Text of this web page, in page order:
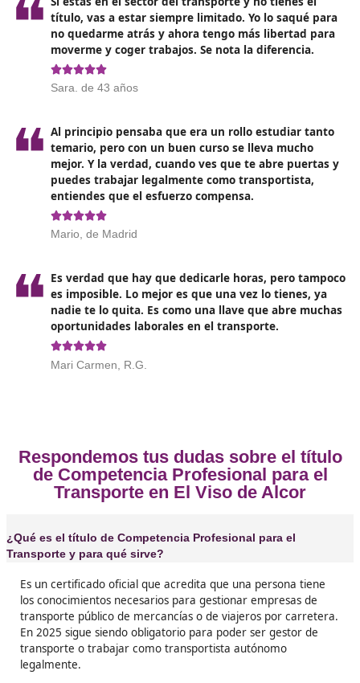
Calculadora siempre(no la del móvil) y ficha con
fórmulas típicas (coste por km, amortización, costes
fijos/variables). Comprueba en tu CCAA que la
está permitida.
Lee tu convocatoria
burocráticos.
Ten a mano el RD 70/2019 para aclarar estructura
examen, requisitos y exenciones por titulación (FP
Superior en Transporte y Logística).
Opiniones sobre el
Profesional para el Transporte en
❝ mi propia empresa y no dependo de terceros
hacer los papeles del transporte. ¡Es un
tener el título en la mano!
Francisco, de El Viso
❝ Si estás en el sector del transporte y no
título, vas a estar siempre limitado. Yo lo
no quedarme atrás y ahora tengo más
moverme y coger trabajos. Se nota la